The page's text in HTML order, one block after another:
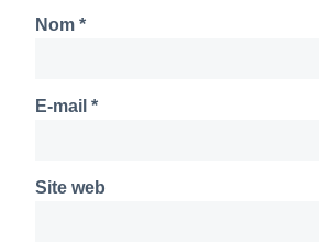
Nom *
E-mail *
Site web